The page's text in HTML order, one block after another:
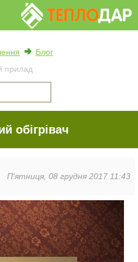
Блог
прилад
обігрівач
П'ятниця, 08 грудня 2017 11:43